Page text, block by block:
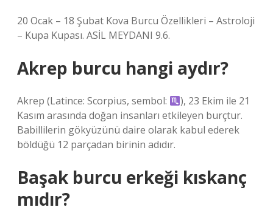
20 Ocak – 18 Şubat Kova Burcu Özellikleri – Astroloji
– Kupa Kupası. ASİL MEYDANI 9.6.
Akrep burcu hangi aydır?
Akrep (Latince: Scorpius, sembol:
), 23 Ekim ile 21
Kasım arasında doğan insanları etkileyen burçtur.
Babillilerin gökyüzünü daire olarak kabul ederek
böldüğü 12 parçadan birinin adıdır.
Başak burcu erkeği kıskanç
mıdır?